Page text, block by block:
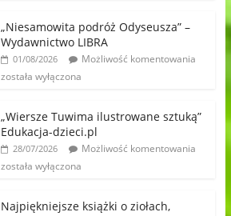
„Niesamowita podróż Odyseusza” –
Wydawnictwo LIBRA
01/08/2026
Możliwość komentowania
została wyłączona
„Wiersze Tuwima ilustrowane sztuką”
Edukacja-dzieci.pl
28/07/2026
Możliwość komentowania
została wyłączona
Najpiękniejsze książki o ziołach,